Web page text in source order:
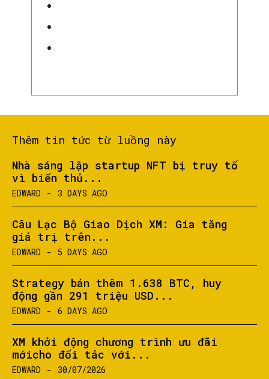
Thêm tin tức từ luồng này
Nhà sáng lập startup NFT bị truy tố
vì biển thủ...
EDWARD - 3 DAYS AGO
Câu Lạc Bộ Giao Dịch XM: Gia tăng
giá trị trên...
EDWARD - 5 DAYS AGO
Strategy bán thêm 1.638 BTC, huy
động gần 291 triệu USD...
EDWARD - 6 DAYS AGO
XM khởi động chương trình ưu đãi
mớicho đối tác với...
EDWARD - 30/07/2026